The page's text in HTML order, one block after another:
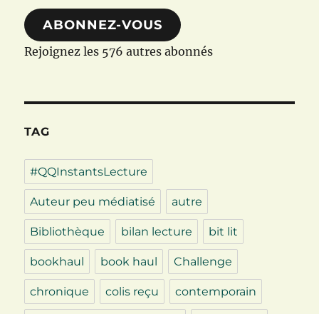
mail
ABONNEZ-VOUS
Rejoignez les 576 autres abonnés
TAG
#QQInstantsLecture
Auteur peu médiatisé autre
Bibliothèque bilan lecture bit lit
bookhaul book haul Challenge
chronique colis reçu contemporain